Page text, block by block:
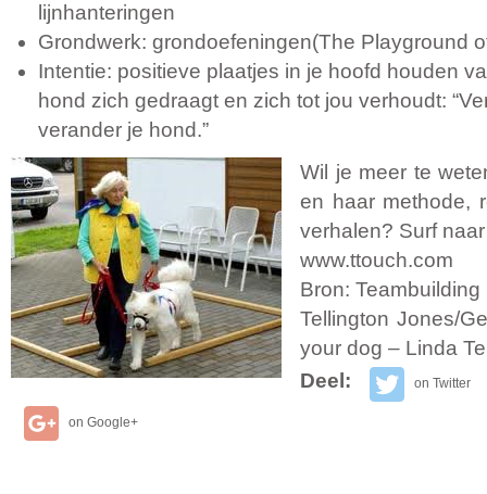
lijnhanteringen
Grondwerk: grondoefeningen(The Playground
Intentie: positieve plaatjes in je hoofd houden
hond zich gedraagt en zich tot jou verhoudt:
verander je hond.”
Wil je meer te
en haar methode,
verhalen? Surf naar
www.ttouch.com
Bron:
Tellington Jones/
your dog – Linda
Deel:
on Twitter
on Google+